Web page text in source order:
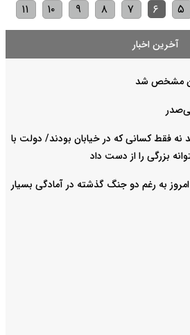
۵ ۶ ۷ ۸ ۹ ۱۰ ۱۱
آخرین اخبار
مشخص شد
نه فقط کسانی که در خیابان بودند/ دولت با
بزرگی را از دست داد
به رغم دو جنگ گذشته در آمادگی بسیار